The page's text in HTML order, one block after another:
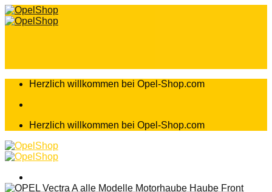
Zum
Inhalt
Herzlich willkommen bei Opel-Shop.com
Herzlich willkommen bei Opel-Shop.com